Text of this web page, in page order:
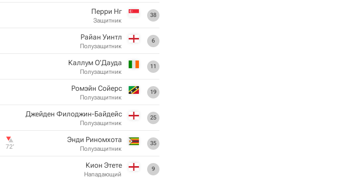
38
Перри Нг
Защитник
6
Райан Уинтл
Полузащитник
11
Каллум О'Дауда
Полузащитник
19
Ромэйн Сойерс
Полузащитник
25
Джейден Филоджин-Байдейс
Полузащитник
35
Энди Риномхота
Полузащитник
72‎’‎
9
Кион Этете
Нападающий